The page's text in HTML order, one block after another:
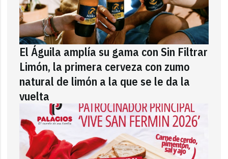
El Águila amplía su gama con Sin Filtrar
Limón, la primera cerveza con zumo
natural de limón a la que se le da la
vuelta